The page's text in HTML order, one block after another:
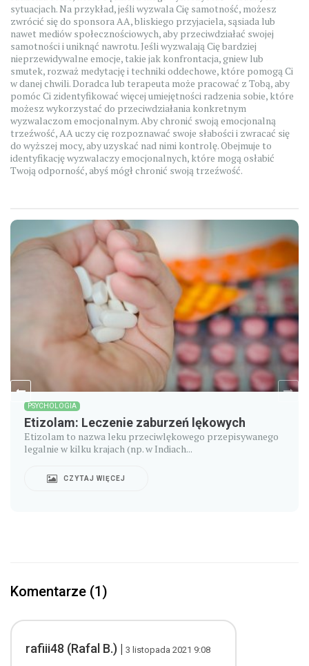
sytuacjach. Na przykład, jeśli wyzwala Cię samotność, możesz
zwrócić się do sponsora AA, bliskiego przyjaciela, sąsiada lub
nawet mediów społecznościowych, aby przeciwdziałać swojej
samotności i uniknąć nawrotu. Jeśli wyzwalają Cię bardziej
nieprzewidywalne emocje, takie jak konfrontacja, gniew lub
smutek, rozważ medytację i techniki oddechowe, które pomogą Ci
w danej chwili. Doradca lub terapeuta może pracować z Tobą, aby
pomóc Ci zidentyfikować więcej umiejętności radzenia sobie, które
możesz wykorzystać do przeciwdziałania konkretnym
wyzwalaczom emocjonalnym. Aby chronić swoją emocjonalną
trzeźwość, AA uczy cię rozpoznawać swoje słabości i zwracać się
do wyższej mocy, aby uzyskać nad nimi kontrolę. Obejmuje to
identyfikację wyzwalaczy emocjonalnych, które mogą osłabić
Twoją odporność, abyś mógł chronić swoją trzeźwość.
PSYCHOLOGIA
Etizolam: Leczenie zaburzeń lękowych
Etizolam to nazwa leku przeciwlękowego przepisywanego
legalnie w kilku krajach (np. w Indiach...
CZYTAJ WIĘCEJ
Komentarze (1)
rafiii48 (Rafal B.) | 3 listopada 2021 9:08